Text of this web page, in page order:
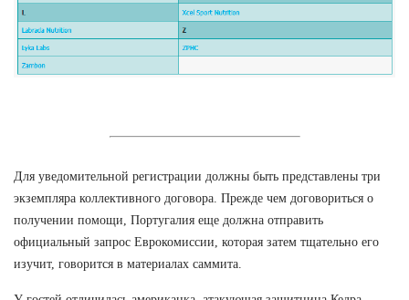
Для уведомительной регистрации должны быть представлены три
экземпляра коллективного договора. Прежде чем договориться о
получении помощи, Португалия еще должна отправить
официальный запрос Еврокомиссии, которая затем тщательно его
изучит, говорится в материалах саммита.